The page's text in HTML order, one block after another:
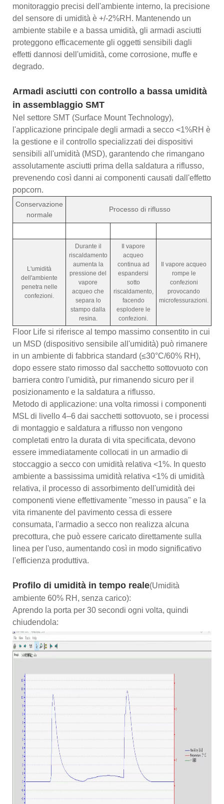
monitoraggio precisi dell'ambiente interno, la precisione
del sensore di umidità è +/-2%RH. Mantenendo un
ambiente stabile e a bassa umidità, gli armadi asciutti
proteggono efficacemente gli oggetti sensibili dagli
effetti dannosi dell'umidità, come corrosione, muffe e
degrado.
Armadi asciutti con controllo a bassa umidità
in assemblaggio SMT
Nel settore SMT (Surface Mount Technology),
l'applicazione principale degli armadi a secco <1%RH è
la gestione e il controllo specializzati dei dispositivi
sensibili all'umidità (MSD), garantendo che rimangano
assolutamente asciutti prima della saldatura a riflusso,
prevenendo così danni ai componenti causati dall'effetto
popcorn.
Conservazione
normale
Processo di riflusso
L'umidità
dell'ambiente
penetra nelle
confezioni.
Durante il
riscaldamento
aumenta la
pressione del
vapore
acqueo che
separa lo
stampo dalla
resina.
Il vapore
acqueo
continua ad
espandersi
sotto
riscaldamento,
facendo
esplodere le
confezioni.
Il vapore acqueo
rompe le
confezioni
provocando
microfessurazioni.
Floor Life si riferisce al tempo massimo consentito in cui
un MSD (dispositivo sensibile all'umidità) può rimanere
in un ambiente di fabbrica standard (≤30°C/60% RH),
dopo essere stato rimosso dal sacchetto sottovuoto con
barriera contro l'umidità, pur rimanendo sicuro per il
posizionamento e la saldatura a riflusso.
Metodo di applicazione: una volta rimossi i componenti
MSL di livello 4–6 dai sacchetti sottovuoto, se i processi
di montaggio e saldatura a riflusso non vengono
completati entro la durata di vita specificata, devono
essere immediatamente collocati in un armadio di
stoccaggio a secco con umidità relativa <1%. In questo
ambiente a bassissima umidità relativa <1% di umidità
relativa, il processo di assorbimento dell'umidità dei
componenti viene effettivamente "messo in pausa" e la
vita rimanente del pavimento cessa di essere
consumata, l'armadio a secco non realizza alcuna
precottura, che può essere caricato direttamente sulla
linea per l'uso, aumentando così in modo significativo
l'efficienza produttiva.
Profilo di umidità in tempo reale(Umidità
ambiente 60% RH, senza carico):
Aprendo la porta per 30 secondi ogni volta, quindi
chiudendola: